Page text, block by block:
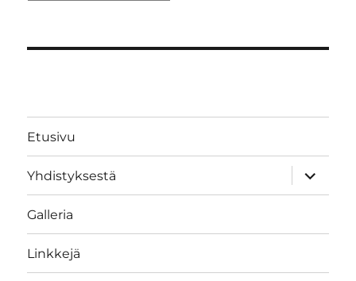
Etusivu
Yhdistyksestä
näytä
Galleria
Linkkejä